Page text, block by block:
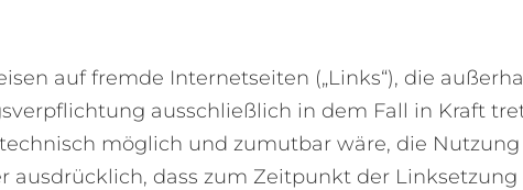
auf fremde Internetseiten („Links“), die
ausschließlich in dem Fall in Kraft
möglich und zumutbar wäre, die
ausdrücklich, dass zum Zeitpunkt der